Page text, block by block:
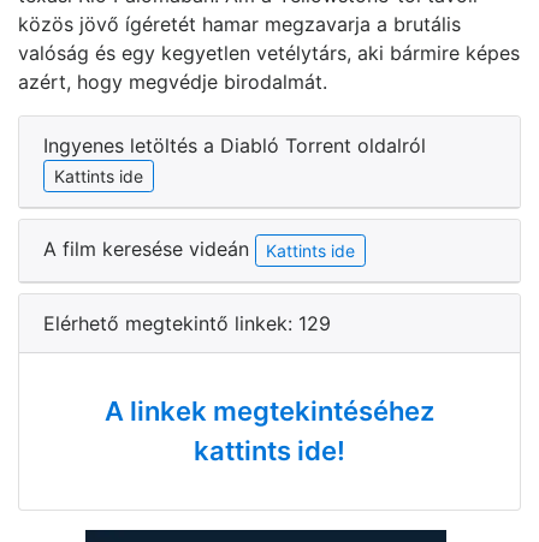
közös jövő ígéretét hamar megzavarja a brutális
valóság és egy kegyetlen vetélytárs, aki bármire képes
azért, hogy megvédje birodalmát.
Ingyenes letöltés a Diabló Torrent oldalról
Kattints ide
A film keresése videán Kattints ide
Elérhető megtekintő linkek: 129
A linkek megtekintéséhez
kattints ide!